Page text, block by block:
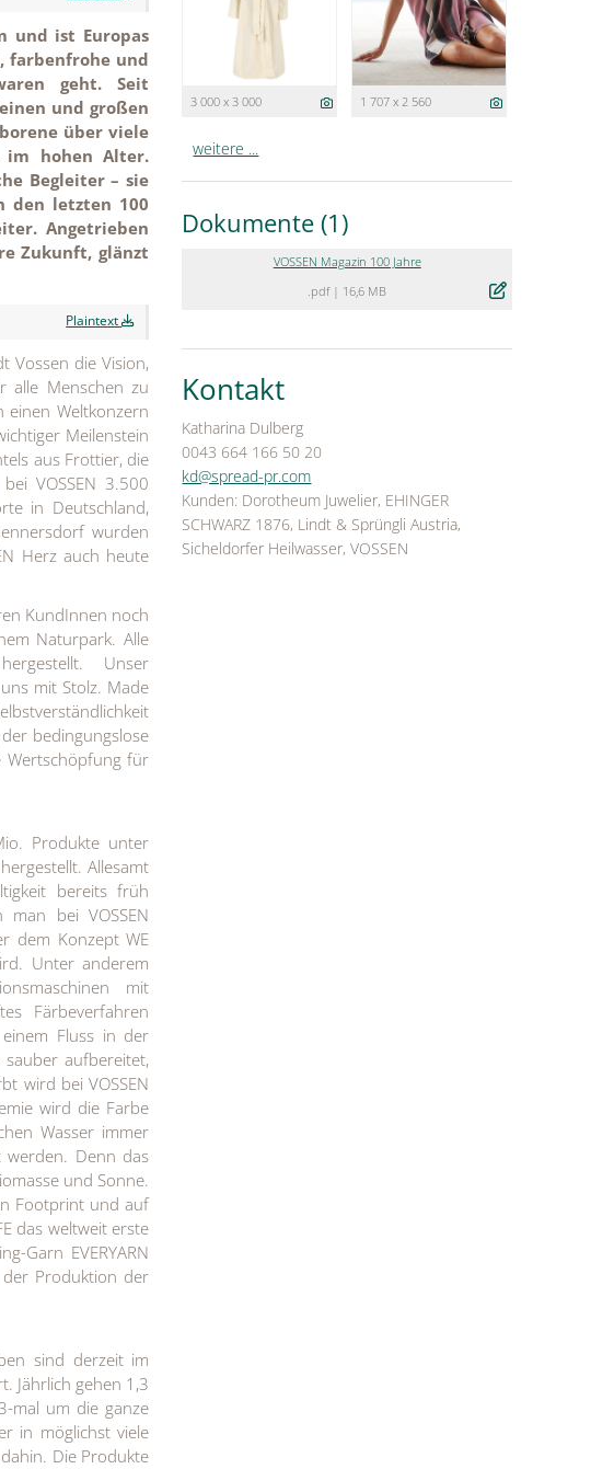
und ist Europas
farbenfrohe und
geht. Seit
und großen
über viele
im hohen Alter.
Begleiter – sie
den letzten 100
Angetrieben
Zukunft, glänzt
Plaintext
Vossen die Vision,
alle Menschen zu
einen Weltkonzern
Meilenstein
aus Frottier, die
VOSSEN 3.500
in Deutschland,
wurden
Herz auch heute
KundInnen noch
Naturpark. Alle
Unser
mit Stolz. Made
bedingungslose
Wertschöpfung für
Produkte unter
Allesamt
bereits früh
bei VOSSEN
dem Konzept WE
Unter anderem
mit
Färbeverfahren
Fluss in der
aufbereitet,
wird bei VOSSEN
wird die Farbe
Wasser immer
Denn das
und Sonne.
Footprint und auf
das weltweit erste
Garn EVERYARN
der Produktion der
sind derzeit im
Jährlich gehen 1,3
mal um die ganze
in möglichst viele
Die Produkte
3 000 x 3 000 1 707 x 2 560
weitere ...
Dokumente (1)
VOSSEN Magazin 100 Jahre
.pdf| 16,6 MB
Kontakt
Katharina Dulberg
0043 664 166 50 20
kd@spread-pr.com
Kunden: Dorotheum Juwelier, EHINGER
SCHWARZ 1876, Lindt & Sprüngli Austria,
Sicheldorfer Heilwasser, VOSSEN